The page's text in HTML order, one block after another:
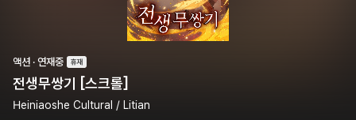
액션 · 연재중
전생무쌍기 [스크롤]
Heiniaoshe Cultural / Litian